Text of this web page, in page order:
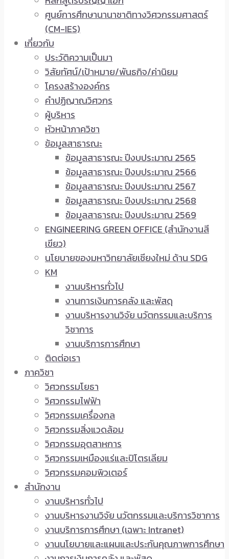
ศูนย์การศึกษานานาชาติทางวิศวกรรมศาสตร์
(CM-IES)
เกี่ยวกับ
ประวัติความเป็นมา
วิสัยทัศน์/เป้าหมาย/พันธกิจ/ค่านิยม
โครงสร้างองค์กร
คำปฏิญาณวิศวกร
ผู้บริหาร
หัวหน้าภาควิชา
ข้อมูลสาธารณะ
ข้อมูลสาธารณะ ปีงบประมาณ 2565
ข้อมูลสาธารณะ ปีงบประมาณ 2566
ข้อมูลสาธารณะ ปีงบประมาณ 2567
ข้อมูลสาธารณะ ปีงบประมาณ 2568
ข้อมูลสาธารณะ ปีงบประมาณ 2569
ENGINEERING GREEN OFFICE (สำนักงานสี
เขียว)
นโยบายของมหาวิทยาลัยเชียงใหม่ ด้าน SDG
KM
งานบริหารทั่วไป
งานการเงินการคลัง และพัสดุ
งานบริหารงานวิจัย นวัตกรรมและบริการ
วิชาการ
งานบริการการศึกษา
ติดต่อเรา
ภาควิชา
วิศวกรรมโยธา
วิศวกรรมไฟฟ้า
วิศวกรรมเครื่องกล
วิศวกรรมสิ่งแวดล้อม
วิศวกรรมอุตสาหการ
วิศวกรรมเหมืองแร่และปิโตรเลียม
วิศวกรรมคอมพิวเตอร์
สำนักงาน
งานบริหารทั่วไป
งานบริหารงานวิจัย นวัตกรรมและบริการวิชาการ
งานบริการการศึกษา (เฉพาะ Intranet)
งานนโยบายและแผนและประกันคุณภาพการศึกษา